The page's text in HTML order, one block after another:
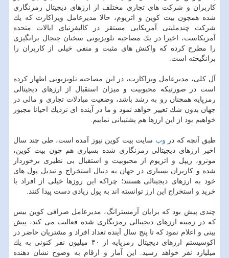
كاربران و شركت های تجاری مختلف از ارزهای دیجیتال رمزنگاری
شده همچون بیت كوین و اتریوم، حالا مدیرعامل ویزاكارت كه یك
شركت چندملیتی آمریكایی مستقر در كالیفرنیای ایالات متحده
آمریكاست، اخیرا در یك مصاحبه تلویزیونی سخنان جنجال برانگیزی
را مطرح كرده كه واكنش های مثبت و منفی خیلی از كاربران را
برانگیخته است.
آل كلی، مدیرعامل ویزاكارت، در این مصاحبه تلویزیونی اظهار كرده
است در صورتیكه محبوبیت و میزان استقبال از ارزهای دیجیتالی
رمزپایه همچنان رو به رشد باشد، وضعیت مبادلات تجاری و مالی در
جهان بدون شك تغییر خواهد نمود و ما در آینده ای نزدیك احیانا مجبور
خواهیم بود از این ارزها هم پشتیبانی نماییم.
طبق آنچه كه در وب سایت بیت كوین نیوز آمده است، طی چند سال
اخیر ارزهای دیجیتالی رمزنگاری شده بسیاری هم چون بیت كوین،
مونرو، ریپل و اتریوم از محبوبیت و استقبال بی نظیری برخوردار
شده و كاربران بسیاری در جهان به دنبال استخراج و تبدیل پول های
خود به ارزهای دیجیتالی هستند؛ چراكه این روزها خیلی از افراد با
خرید و استخراج این ارز توانسته اند به پول زیادی دست پیدا كنند.
چندی پیش بود كه برایان آرمسترانگ، مدیرعامل صرافی كوین بیس
كه در زمینه ارزهای دیجیتالی رمزنگاری شده فعالیت می كند، پیش
بینی و اعلام نمود كه تا پنج سال آینده تعداد افراد و مشتریان حاضر در
اكوسیستم ارزهای دیجیتال رمزپایه از ۴۰ میلیون نفر كنونی به یك
میلیارد نفر خواهد رسید. این آمار و ارقام به وضوح نشان دهنده